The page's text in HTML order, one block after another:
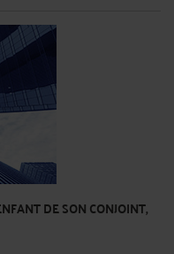
DE SON CONJOINT,